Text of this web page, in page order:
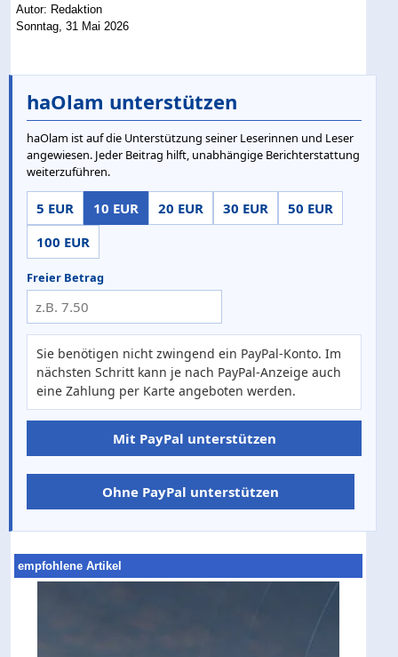
Autor: Redaktion
Sonntag, 31 Mai 2026
haOlam unterstützen
haOlam ist auf die Unterstützung seiner Leserinnen und Leser
angewiesen. Jeder Beitrag hilft, unabhängige Berichterstattung
weiterzuführen.
5 EUR 10 EUR 20 EUR 30 EUR
50 EUR
100 EUR
Freier Betrag
Sie benötigen nicht zwingend ein PayPal-Konto. Im
nächsten Schritt kann je nach PayPal-Anzeige auch
eine Zahlung per Karte angeboten werden.
Mit PayPal unterstützen
Ohne PayPal unterstützen
empfohlene Artikel